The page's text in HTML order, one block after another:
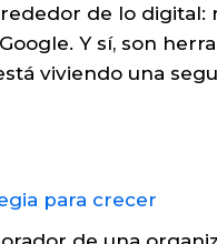
de lo digital:
Y sí, son
viviendo una